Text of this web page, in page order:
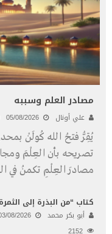
مصادر العلم وسببه
علي أونال 05/08/2026
يُقِرُّ فتحُ الله كُولَنْ
تصريحه بأن العِلْمَ
مصادرَ العِلْمِ تكمنُ في
كتاب “من البذرة إلى
أبو بكر محمد 08/2026